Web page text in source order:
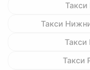
Такси
Такси
Такси